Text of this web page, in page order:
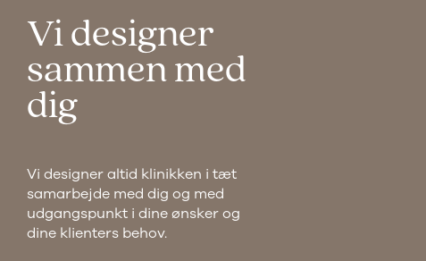
Vi designer
sammen med
dig
Vi designer altid klinikken i tæt
samarbejde med dig og med
udgangspunkt i dine ønsker og
dine klienters behov.